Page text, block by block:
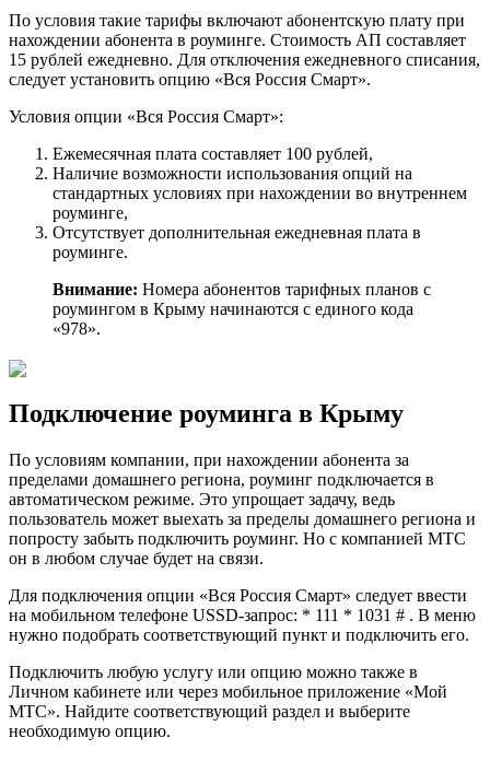
По условия такие тарифы включают абонентскую плату при
нахождении абонента в роуминге. Стоимость АП составляет
15 рублей ежедневно. Для отключения ежедневного списания,
следует установить опцию «Вся Россия Смарт».
Условия опции «Вся Россия Смарт»:
Ежемесячная плата составляет 100 рублей,
Наличие возможности использования опций на
стандартных условиях при нахождении во внутреннем
роуминге,
Отсутствует дополнительная ежедневная плата в
роуминге.
Внимание: Номера абонентов тарифных планов с
роумингом в Крыму начинаются с единого кода
«978».
Подключение роуминга в Крыму
По условиям компании, при нахождении абонента за
пределами домашнего региона, роуминг подключается в
автоматическом режиме. Это упрощает задачу, ведь
пользователь может выехать за пределы домашнего региона и
попросту забыть подключить роуминг. Но с компанией МТС
он в любом случае будет на связи.
Для подключения опции «Вся Россия Смарт» следует ввести
на мобильном телефоне USSD-запрос: * 111 * 1031 # . В меню
нужно подобрать соответствующий пункт и подключить его.
Подключить любую услугу или опцию можно также в
Личном кабинете или через мобильное приложение «Мой
МТС». Найдите соответствующий раздел и выберите
необходимую опцию.